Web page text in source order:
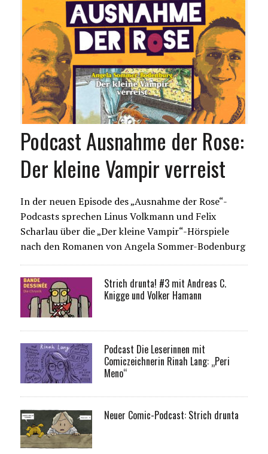
Podcast Ausnahme der Rose:
Der kleine Vampir verreist
In der neuen Episode des „Ausnahme der Rose“-
Podcasts sprechen Linus Volkmann und Felix
Scharlau über die „Der kleine Vampir“-Hörspiele
nach den Romanen von Angela Sommer-Bodenburg
Strich drunta! #3 mit Andreas C.
Knigge und Volker Hamann
Podcast Die Leserinnen mit
Comiczeichnerin Rinah Lang: „Peri
Meno“
Neuer Comic-Podcast: Strich drunta